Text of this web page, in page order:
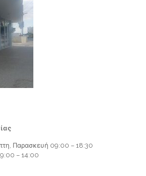
Παρασκευή 09:00 – 18:30
– 14:00